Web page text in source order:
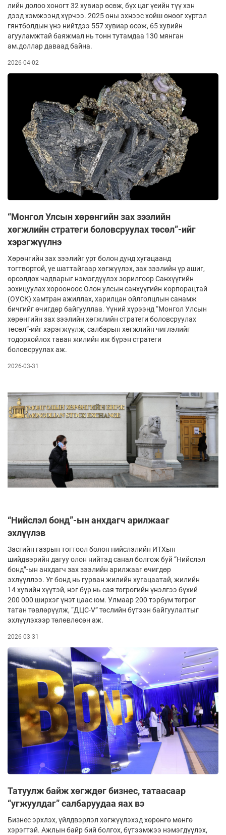
лийн долоо хоногт 32 хувиар өсөж, бүх цаг үеийн түү­­ хэн
дээд хэмжээнд хүрчээ. 2025 оны эхнээс хойш өнөөг хүр­тэл
гянтболдын үнэ нийтдээ 557 хувиар өсөж, 65 хувийн
агууламжтай баяжмал нь тонн тутамдаа 130 мян­ган
ам.доллар даваад байна.
2026-04-02
“Монгол Улсын хөрөнгийн зах зээлийн
хөгжлийн стратеги боловсруулах төсөл”-ийг
хэрэгжүүлнэ
Хөрөнгийн зах зээлийг урт болон дунд хугацаанд
тогтвортой, үе шаттайгаар хөгжүүлэх, зах зээлийн үр ашиг,
өрсөлдөх чадварыг нэмэгдүүлэх зорилгоор Санхүүгийн
зохицуулах хорооноос Олон улсын санхүүгийн корпорацтай
(ОУСК) хамтран ажиллах, харилцан ойлголцлын санамж
бичгийг өчигдөр байгууллаа. Үүний хүрээнд “Монгол Улсын
хөрөнгийн зах зээлийн хөгжлийн стратеги боловсруулах
төсөл”-ийг хэрэгжүүлж, салбарын хөгжлийн чиглэлийг
тодорхойлох таван жилийн иж бүрэн стратеги
боловсруулах аж.
2026-03-31
“Нийслэл бонд”-ын анхдагч арилжааг
эхлүүлэв
Засгийн газрын тогтоол болон нийслэлийн ИТХын
шийдвэрийн дагуу олон нийтэд санал болгож буй “Нийслэл
бонд”-ын анхдагч зах зээлийн арилжааг өчигдөр
эхлүүллээ. Уг бонд нь гурван жилийн хугацаатай, жилийн
14 хувийн хүүтэй, нэг бүр нь сая төгрөгийн үнэлгээ бүхий
200 000 ширхэг үнэт цаас юм. Улмаар 200 тэрбум төгрөг
татан төвлөрүүлж, “ДЦС-V” төслийн бүтээн байгуулалтыг
эхлүүлэхээр төлөвлөсөн аж.
2026-03-31
Татуулж байж хөгждөг бизнес, татаасаар
“угжуулдаг” салбаруудаа яах вэ
Бизнес эрхлэх, үйлдвэрлэл хөгжүүлэхэд хөрөнгө мөнгө
хэрэгтэй. Ажлын байр бий болгох, бүтээмжээ нэмэгдүүлэх,